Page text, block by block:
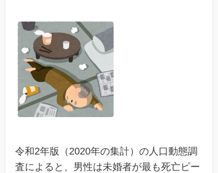
令和2年版（2020年の集計）の人口動態調
査によると、男性は未婚者が最も死亡ピー